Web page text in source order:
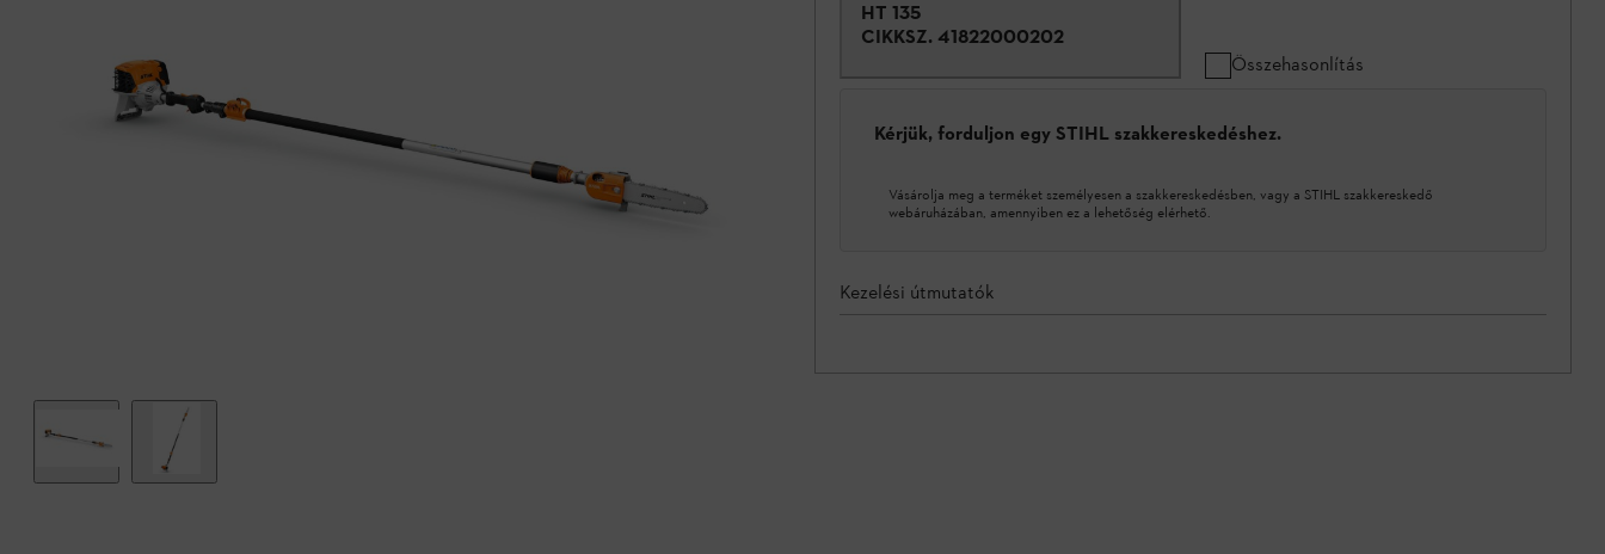
HT 135
CIKKSZ. 41822000202
Összehasonlítás
Kérjük, forduljon egy STIHL szakkereskedéshez.
Vásárolja meg a terméket személyesen a szakkereskedésben, vagy a STIHL szakkereskedő
webáruházában, amennyiben ez a lehetőség elérhető.
Kezelési útmutatók